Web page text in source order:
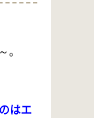
。
はエ